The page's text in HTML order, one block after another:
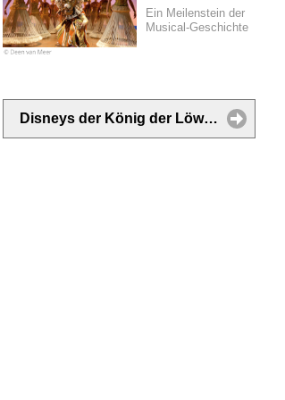
Teatro La Fenice
Das Gran Teatro La Fenice in Venedig fasziniert mit
die unter renommierten Dirigenten in der
Erleben Sie ein unvergessliches musikalisches
Giuseppe Verdi.Genießen Sie bei Ihrer Reise in ein
Einzigartigkeit der Region Parma, einer UNESCO-
Ein Meilenstein der
Musical-Geschichte
Disneys der König der Löwen Tickets